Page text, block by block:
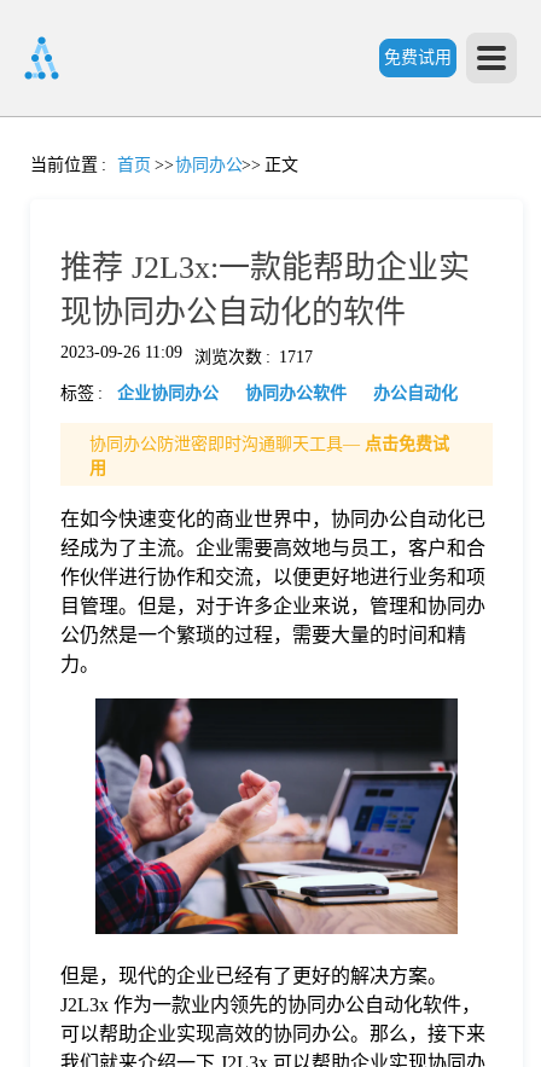
免费试用
首
价
格
当前位置 : 首页 >>协同办公>> 正文
推荐 J2L3x:一款能帮助企业实
现协同办公自动化的软件
2023-09-26 11:09 浏览次数 : 1717
标签 : 企业协同办公 协同办公软件 办公自动化
协同办公防泄密即时沟通聊天工具— 点击免费试
用
在如今快速变化的商业世界中，协同办公自动化已
经成为了主流。企业需要高效地与员工，客户和合
作伙伴进行协作和交流，以便更好地进行业务和项
目管理。但是，对于许多企业来说，管理和协同办
公仍然是一个繁琐的过程，需要大量的时间和精
力。
但是，现代的企业已经有了更好的解决方案。
J2L3x 作为一款业内领先的协同办公自动化软件，
可以帮助企业实现高效的协同办公。那么，接下来